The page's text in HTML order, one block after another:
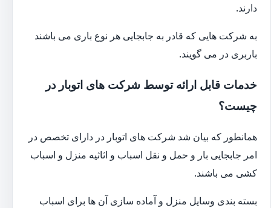
دارند.
به شرکت هایی که قادر به جابجایی هر نوع باری می باشند
باربری در می گویند.
خدمات قابل ارائه توسط شرکت های اتوبار در
چیست؟
همانطور که بیان شد شرکت های اتوبار در دارای تخصص در
امر جابجایی بار و حمل و نقل اسباب و اثاثیه منزل و اسباب
کشی می باشند.
بسته بندی وسایل منزل و آماده سازی آن ها برای اسباب